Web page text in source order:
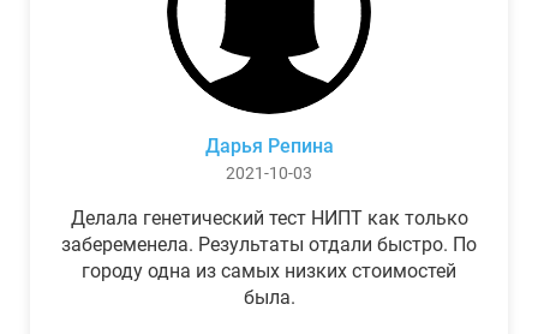
Дарья Репина
2021-10-03
Делала генетический тест НИПТ как только
забеременела. Результаты отдали быстро. По
городу одна из самых низких стоимостей
была.